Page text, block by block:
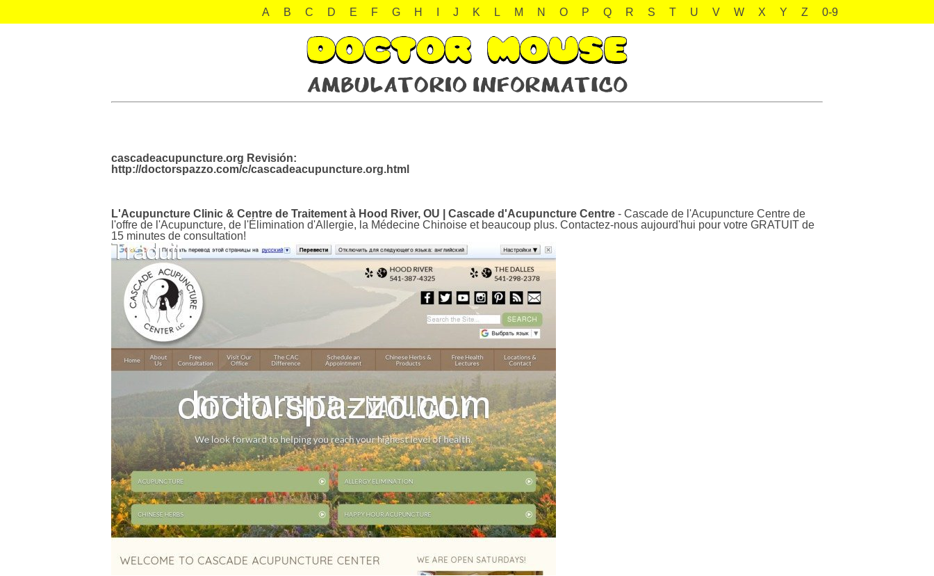
A B C D E F G H J K L M N O P Q R S T U V W X Y Z 0-9
cascadeacupuncture.org Revisión:
http://doctorspazzo.com/c/cascadeacupuncture.org.html
L'Acupuncture Clinic & Centre de Traitement à Hood River, OU | Cascade d'Acupuncture Centre - Cascade de l'Acupuncture Centre de
l'offre de l'Acupuncture, de l'Élimination d'Allergie, la Médecine Chinoise et beaucoup plus. Contactez-nous aujourd'hui pour votre GRATUIT de
15 minutes de consultation!